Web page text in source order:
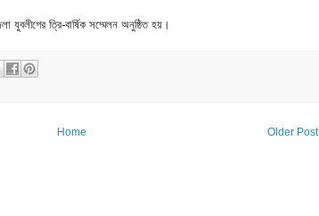
ত্রি-বার্ষিক সম্মেলন অনুষ্ঠিত হয়।
Older Post
Home